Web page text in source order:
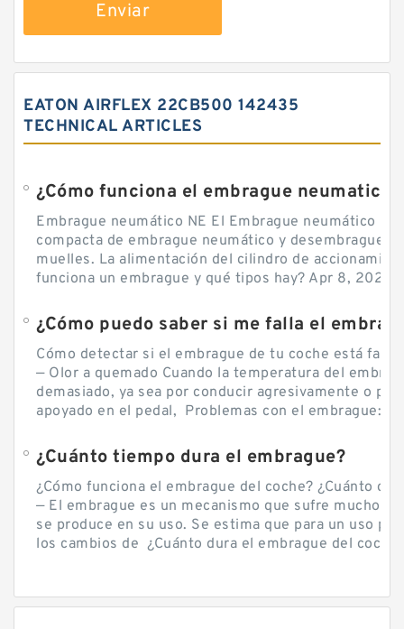
Enviar
EATON AIRFLEX 22CB500 142435
TECHNICAL ARTICLES
¿Cómo funciona el embrague neumatico?
Embrague neumático NE El Embrague neumático
compacta de embrague neumático y desembrague
muelles. La alimentación del cilindro de
funciona un embrague y qué tipos hay? Apr 8, 2020
Cómo detectar si el embrague de tu coche está
— Olor a quemado Cuando la temperatura del
demasiado, ya sea por conducir agresivamente o
apoyado en el pedal, Problemas con el embrague:
¿Cuánto tiempo dura el embrague?
¿Cómo funciona el embrague del coche? ¿Cuánto
— El embrague es un mecanismo que sufre mucho
se produce en su uso. Se estima que para un uso
los cambios de ¿Cuánto dura el embrague del